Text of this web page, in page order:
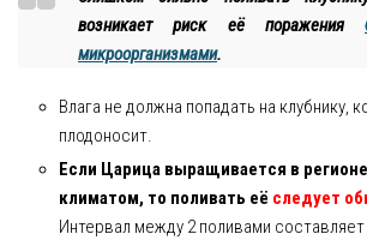
возникает риск её поражения
микроорганизмами.
Влага не должна попадать на клубнику,
плодоносит.
Если Царица выращивается в
климатом, то поливать её следует
Интервал между 2 поливами составляет